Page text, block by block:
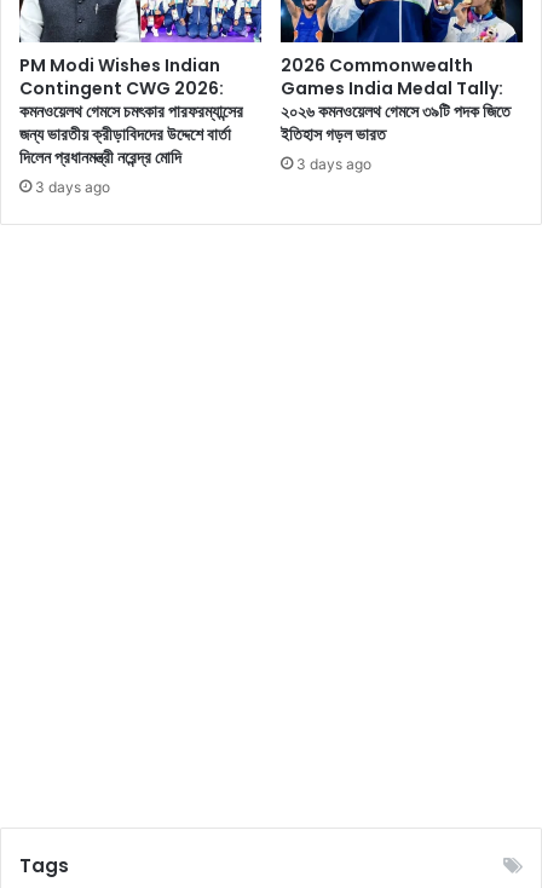
র
জ
ন্য
৭
টি
প
ক্ষা
জে
PM Modi Wishes Indian
Contingent CWG 2026:
কমনওয়েলথ গেমসে চমৎকার পারফরম্যান্সের
জন্য ভারতীয় ক্রীড়াবিদদের উদ্দেশে বার্তা
দিলেন প্রধানমন্ত্রী নরেন্দ্র মোদি
3 days ago
2026 Commonwealth
Games India Medal Tally:
২০২৬ কমনওয়েলথ গেমসে ৩৯টি পদক জিতে
ইতিহাস গড়ল ভারত
3 days ago
Tags